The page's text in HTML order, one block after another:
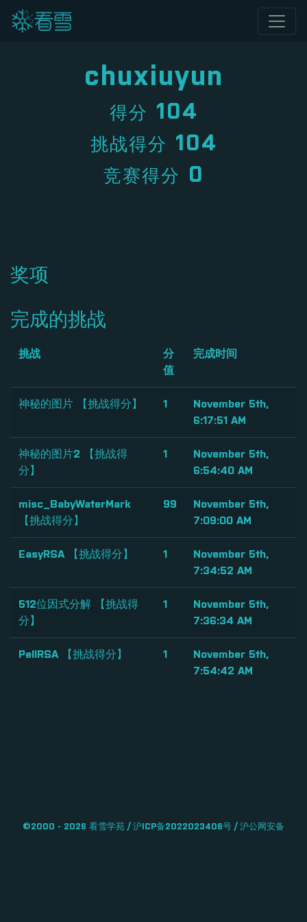
chuxiuyun
得分 104
挑战得分 104
竞赛得分 0
奖项
完成的挑战
挑战
分
值
完成时间
神秘的图片 【挑战得分】 1
November 5th,
6:17:51 AM
神秘的图片2 【挑战得
分】
1
November 5th,
6:54:40 AM
misc_BabyWaterMark
【挑战得分】
99
November 5th,
7:09:00 AM
EasyRSA 【挑战得分】 1
November 5th,
7:34:52 AM
512位因式分解 【挑战得
分】
1
November 5th,
7:36:34 AM
PellRSA 【挑战得分】 1
November 5th,
7:54:42 AM
©2000 - 2026 看雪学苑 / 沪ICP备2022023406号 / 沪公网安备